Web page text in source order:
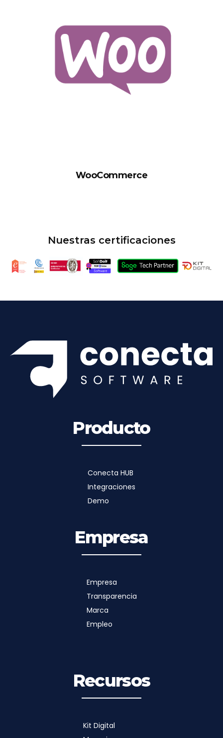
WooCommerce
Nuestras certificaciones
Producto
Conecta HUB
Integraciones
Demo
Empresa
Empresa
Transparencia
Marca
Empleo
Recursos
Kit Digital